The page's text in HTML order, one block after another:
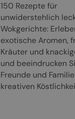
150 Rezepte für
unwiderstehlich
Wokgerichte:
exotische Aromen,
Kräuter und
und beeindrucken
Freunde und
kreativen